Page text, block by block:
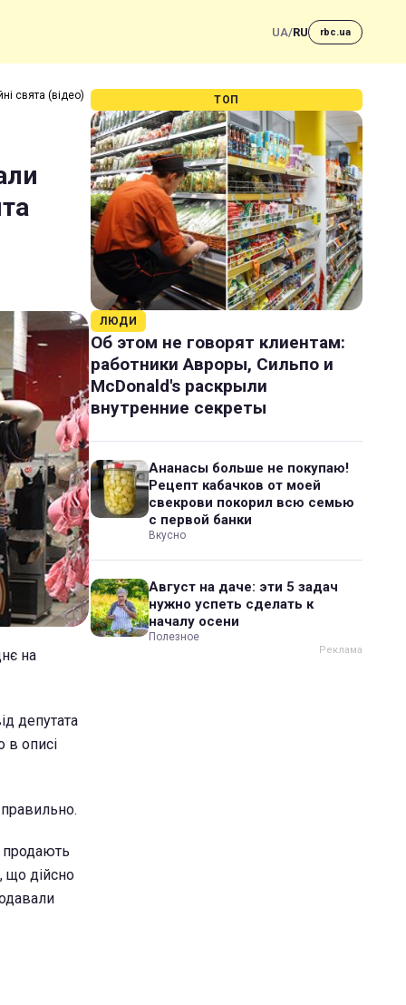
UA/RU rbc.ua
свята (відео)
на
депутата
в описі
продають
що дійсно
ТОП
ЛЮДИ
Об этом не говорят клиентам:
работники Авроры, Сильпо и
McDonald's раскрыли
внутренние секреты
Ананасы больше не покупаю!
Рецепт кабачков от моей
свекрови покорил всю семью
с первой банки
Вкусно
Август на даче: эти 5 задач
нужно успеть сделать к
началу осени
Полезное